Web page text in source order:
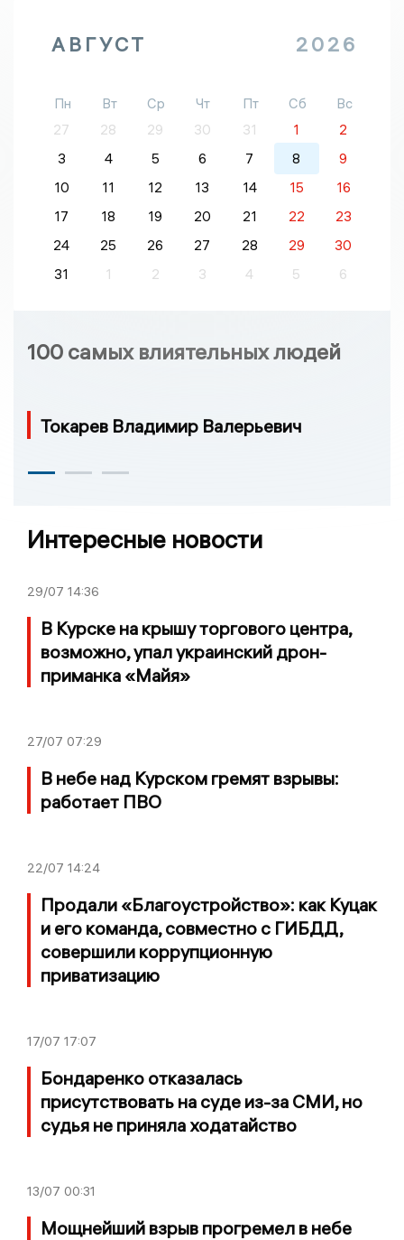
АВГУСТ 2026
Пн Вт Ср Чт Пт Сб
Вс
27
28 29 30 31 1
2
3
4 5 6 7 8
9
10
11 12 13 14 15
16
17
18 19 20 21 22
23
24
25 26 27 28 29
30
31
1 2 3 4 5 6
100 самых влиятельных людей
Токарев Владимир Валерьевич
Интересные новости
29/07 14:36
В Курске на крышу торгового центра,
возможно, упал украинский дрон-
приманка «Майя»
27/07 07:29
В небе над Курском гремят взрывы:
работает ПВО
22/07 14:24
Продали «Благоустройство»: как Куцак
и его команда, совместно с ГИБДД,
совершили коррупционную
приватизацию
17/07 17:07
Бондаренко отказалась
присутствовать на суде из-за СМИ, но
судья не приняла ходатайство
13/07 00:31
Мощнейший взрыв прогремел в небе